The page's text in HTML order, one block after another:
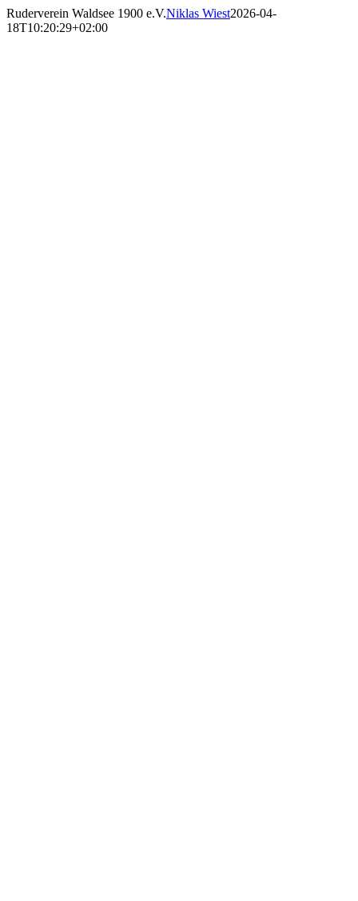
Skip
to
Ruderverein Waldsee 1900 e.V.Niklas Wiest2026-04-
18T10:20:29+02:00